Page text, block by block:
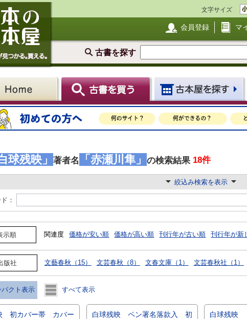
文字サイズ
会員登録 マ
古書を探す
球残映」 著者名 「赤瀬川隼」 の検索結果 18件
絞込み検索を表示
：
示順 関連度 価格が安い順 価格が高い順 刊行年が古い順 刊行年が新
版社 文藝春秋（15） 文芸春秋（8） 文春文庫（1） 文芸春秋社（1）
パクト表示 すべて表示
初カバー帯 カバー
白球残映 ペン署名落款入 初
白球残映